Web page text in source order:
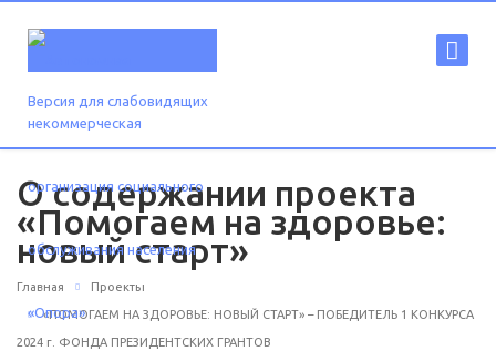
Версия для слабовидящих
О содержании проекта
«Помогаем на здоровье:
новый старт»
Главная Проекты
«ПОМОГАЕМ НА ЗДОРОВЬЕ: НОВЫЙ СТАРТ» – ПОБЕДИТЕЛЬ 1 КОНКУРСА
2024 г. ФОНДА ПРЕЗИДЕНТСКИХ ГРАНТОВ